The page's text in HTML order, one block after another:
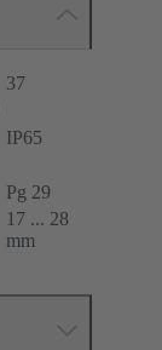
37
IP65
Pg 29
17 ... 28
mm